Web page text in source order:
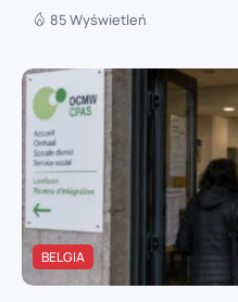
85 Wyświetleń
BELGIA